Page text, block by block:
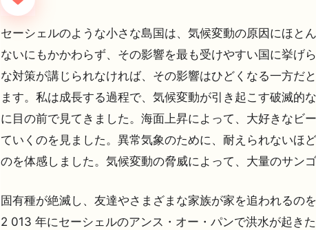
セーシェルのような小さな島国は、気候変動の原因にほと
ないにもかかわらず、その影響を最も受けやすい国に挙げ
な対策が講じられなければ、その影響はひどくなる一方だ
ます。私は成長する過程で、気候変動が引き起こす破滅的
に目の前で見てきました。海面上昇によって、大好きなビ
ていくのを見ました。異常気象のために、耐えられないほ
のを体感しました。気候変動の脅威によって、大量のサンゴ
固有種が絶滅し、友達やさまざまな家族が家を追われるのを
2 013 年にセーシェルのアンス・オー・パンで洪水が起き